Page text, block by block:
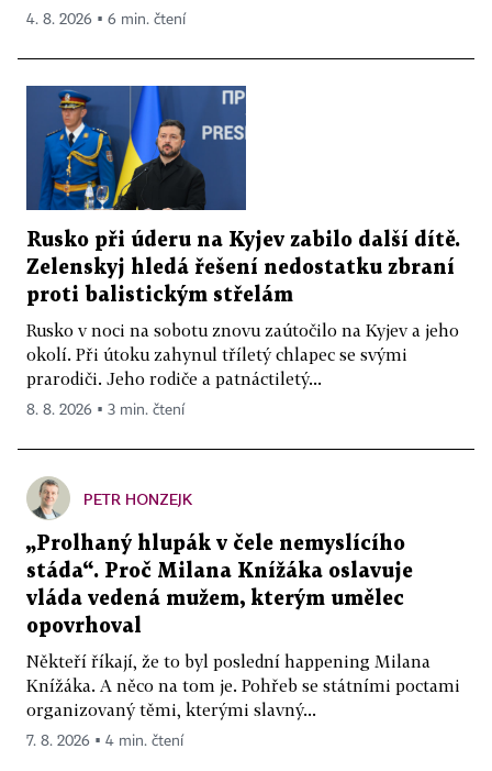
4. 8. 2026 ▪ 6 min. čtení
Rusko při úderu na Kyjev zabilo další dítě.
Zelenskyj hledá řešení nedostatku zbraní
proti balistickým střelám
Rusko v noci na sobotu znovu zaútočilo na Kyjev a jeho
okolí. Při útoku zahynul tříletý chlapec se svými
prarodiči. Jeho rodiče a patnáctiletý...
8. 8. 2026 ▪ 3 min. čtení
PETR HONZEJK
„Prolhaný hlupák v čele nemyslícího
stáda“. Proč Milana Knížáka oslavuje
vláda vedená mužem, kterým umělec
opovrhoval
Někteří říkají, že to byl poslední happening Milana
Knížáka. A něco na tom je. Pohřeb se státními poctami
organizovaný těmi, kterými slavný...
7. 8. 2026 ▪ 4 min. čtení